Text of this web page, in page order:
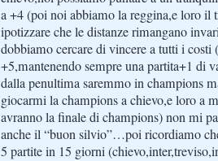
a +4 (poi noi abbiamo la reggina,e loro il
ipotizzare che le distanze rimangano
dobbiamo cercare di vincere a tutti i costi
+5,mantenendo sempre una partita+1 di
dalla penultima saremmo in champions
giocarmi la champions a chievo,e loro a
avranno la finale di champions) non mi
anche il “buon silvio”…poi ricordiamo
5 partite in 15 giorni